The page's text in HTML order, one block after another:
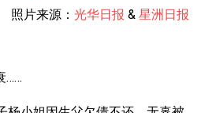
照片来源： 光华日报 & 星洲日报
……